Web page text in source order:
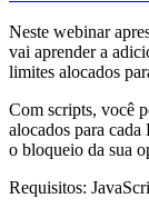
Neste webinar
vai aprender a
limites alocados
Com scripts, você
alocados para
o bloqueio da sua
Requisitos: